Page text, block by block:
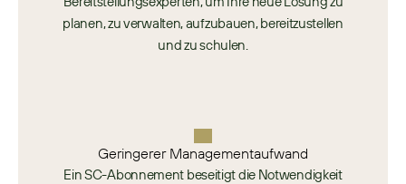
planen, zu verwalten, aufzubauen, bereitzustellen
und zu schulen.
Geringerer Managementaufwand
Ein SC-Abonnement beseitigt die Notwendigkeit